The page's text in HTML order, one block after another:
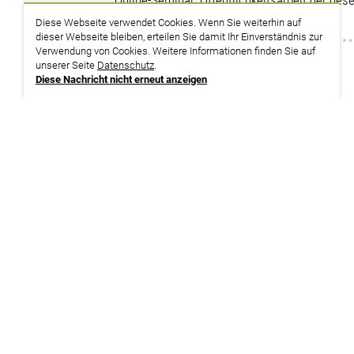
Diese Webseite verwendet Cookies. Wenn Sie weiterhin auf
dieser Webseite bleiben, erteilen Sie damit Ihr Einverständnis zur
Verwendung von Cookies. Weitere Informationen finden Sie auf
unserer Seite Datenschutz.
Diese Nachricht nicht erneut anzeigen
Mehr Präsenz im Betrieb schaffen!
zurück zur Suche